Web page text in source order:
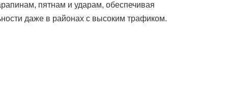
пятнам и ударам, обеспечивая
даже в районах с высоким трафиком.